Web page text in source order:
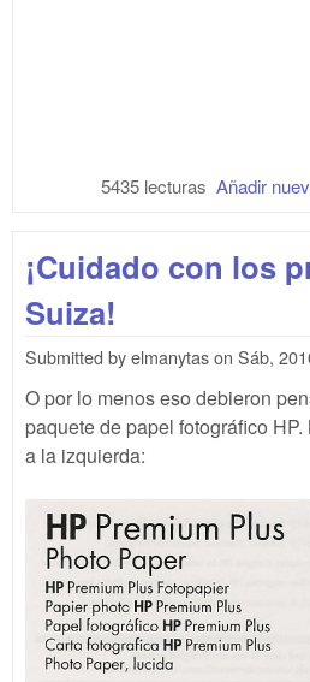
Añadir
5435 lecturas
¡Cuidado con los
Suiza!
Submitted byelmanytason Sáb,
O por lo menos eso debieron
paquete de papel fotográfico
a la izquierda: